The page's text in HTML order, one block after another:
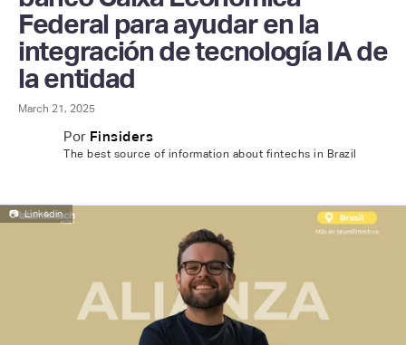
Federal para ayudar en la
integración de tecnología IA de
la entidad
March 21, 2025
Por Finsiders
The best source of information about fintechs in Brazil
📷 Linkedin